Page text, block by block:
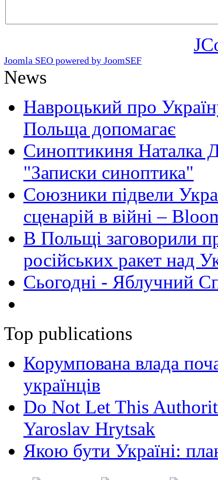
Joomla SEO powered by JoomSEF
News
Навроцький про
Польща допомагає
Синоптикиня Наталка
"Записки синоптика"
Союзники підвели
сценарій в війні –
В Польщі заговорили
російських ракет над
Сьогодні - Яблучний
Top publications
Корумпована влада
українців
Do Not Let This
Yaroslav Hrytsak
Якою бути Україні: